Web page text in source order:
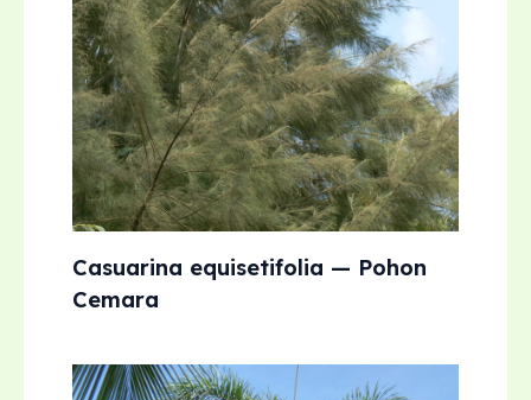
Casuarina equisetifolia — Pohon
Cemara